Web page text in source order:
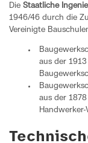
Die Staatliche
1946/46 durch die
Vereinigte
aus der
aus der
Handwerker-